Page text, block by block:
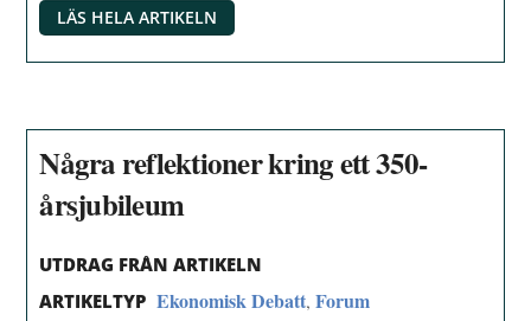
LÄS HELA ARTIKELN
Några reflektioner kring ett 350-
årsjubileum
UTDRAG FRÅN ARTIKELN
ARTIKELTYP Ekonomisk Debatt,Forum